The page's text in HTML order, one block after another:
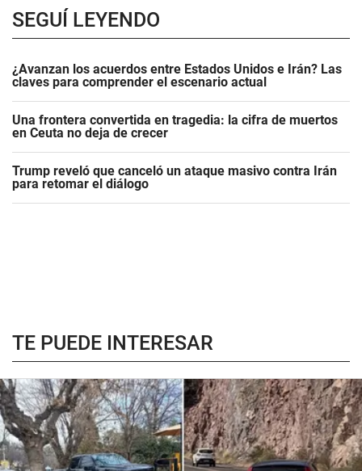
SEGUÍ LEYENDO
¿Avanzan los acuerdos entre Estados Unidos e Irán? Las
claves para comprender el escenario actual
Una frontera convertida en tragedia: la cifra de muertos
en Ceuta no deja de crecer
Trump reveló que canceló un ataque masivo contra Irán
para retomar el diálogo
TE PUEDE INTERESAR